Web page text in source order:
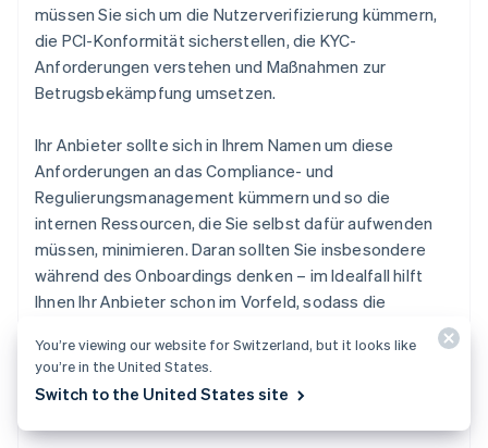
müssen Sie sich um die Nutzerverifizierung kümmern,
die PCI-Konformität sicherstellen, die KYC-
Anforderungen verstehen und Maßnahmen zur
Betrugsbekämpfung umsetzen.
Ihr Anbieter sollte sich in Ihrem Namen um diese
Anforderungen an das Compliance- und
Regulierungsmanagement kümmern und so die
internen Ressourcen, die Sie selbst dafür aufwenden
müssen, minimieren. Daran sollten Sie insbesondere
während des Onboardings denken – im Idealfall hilft
Ihnen Ihr Anbieter schon im Vorfeld, sodass die
muss, wenn sie der Plattform erstmalig beitritt,
unabhängig davon, wie viele Finanzdienstleistungen sie
nutzt.
You’re viewing our website for Switzerland, but it looks like
you’re in the United States.
Switch to the United States site